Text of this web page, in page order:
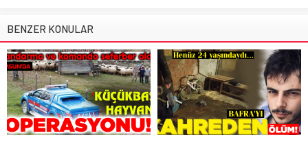
BENZER KONULAR